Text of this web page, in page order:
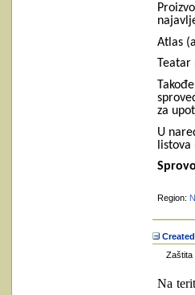
Atlas
Teatar
za
U
Region:
Created
Zaštita
Na